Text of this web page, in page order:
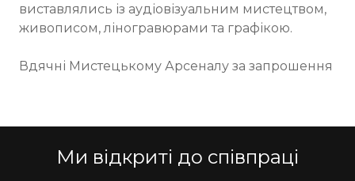
виставлялись із аудіовізуальним мистецтвом,
живописом, ліногравюрами та графікою.
Вдячні Мистецькому Арсеналу за запрошення
Ми відкриті до співпраці